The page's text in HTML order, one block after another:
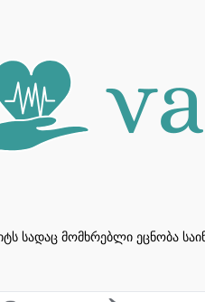
სადაც მომხრებლი ეცნობა